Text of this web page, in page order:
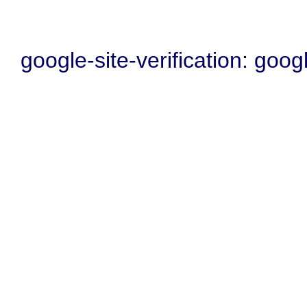
google-site-verification: